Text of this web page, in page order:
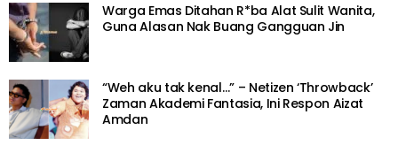
Warga Emas Ditahan R*ba Alat Sulit Wanita,
Guna Alasan Nak Buang Gangguan Jin
“Weh aku tak kenal…” – Netizen ‘Throwback’
Zaman Akademi Fantasia, Ini Respon Aizat
Amdan